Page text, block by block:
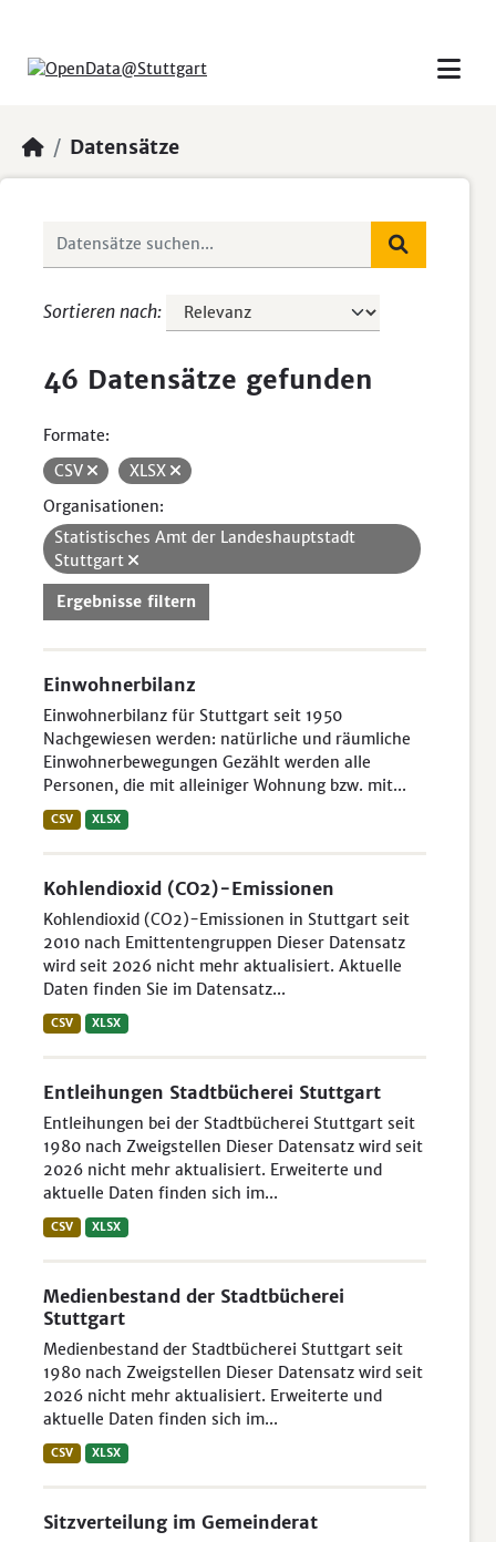
Datensätze
Sortieren nach
46 Datensätze gefunden
Formate:
CSV
XLSX
Organisationen:
Statistisches Amt der Landeshauptstadt
Stuttgart
Ergebnisse filtern
Einwohnerbilanz
Einwohnerbilanz für Stuttgart seit 1950
Nachgewiesen werden: natürliche und räumliche
Einwohnerbewegungen Gezählt werden alle
Personen, die mit alleiniger Wohnung bzw. mit...
CSV XLSX
Kohlendioxid (CO2)-Emissionen
Kohlendioxid (CO2)-Emissionen in Stuttgart seit
2010 nach Emittentengruppen Dieser Datensatz
wird seit 2026 nicht mehr aktualisiert. Aktuelle
Daten finden Sie im Datensatz...
CSV XLSX
Entleihungen Stadtbücherei Stuttgart
Entleihungen bei der Stadtbücherei Stuttgart seit
1980 nach Zweigstellen Dieser Datensatz wird seit
2026 nicht mehr aktualisiert. Erweiterte und
aktuelle Daten finden sich im...
CSV XLSX
Medienbestand der Stadtbücherei
Stuttgart
Medienbestand der Stadtbücherei Stuttgart seit
1980 nach Zweigstellen Dieser Datensatz wird seit
2026 nicht mehr aktualisiert. Erweiterte und
aktuelle Daten finden sich im...
CSV XLSX
Sitzverteilung im Gemeinderat